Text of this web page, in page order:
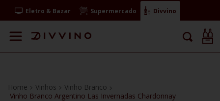
Eletro & Bazar Supermercado Divvino
Vinhos
Vinho Branco
Vinho Branco Argentino Las Invernadas Chardonnay